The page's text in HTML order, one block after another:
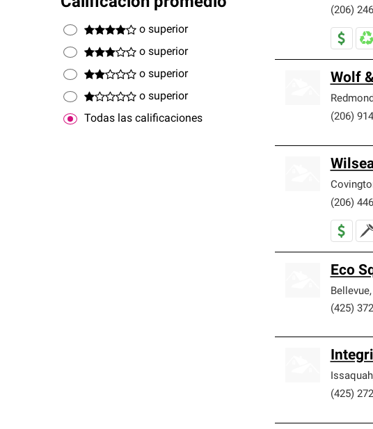
o superior
o superior
o superior
o superior
Todas las calificaciones
(206)
Wolf
Redmond
(206)
(206)
Eco
Bellevue,
(425)
Issaquah
(425)